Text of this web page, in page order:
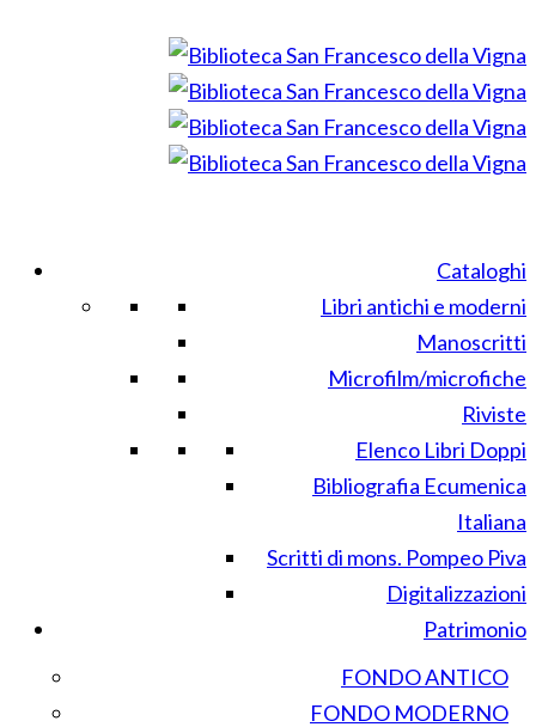
Cataloghi
Libri antichi e moderni
Manoscritti
Microfilm/microfiche
Riviste
Elenco Libri Doppi
Bibliografia Ecumenica
Italiana
Scritti di mons. Pompeo Piva
Digitalizzazioni
Patrimonio
FONDO ANTICO
FONDO MODERNO